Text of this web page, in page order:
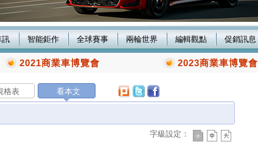
訊 智能鉅作 全球賽事 兩輪世界 編輯觀點 促銷訊息
2021商業車博覽會 2023商業車博覽會
格表 看本文
字級設定：